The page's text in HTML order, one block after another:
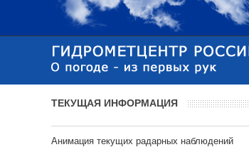
ТЕКУЩАЯ ИНФОРМАЦИЯ
Анимация текущих радарных наблюдений